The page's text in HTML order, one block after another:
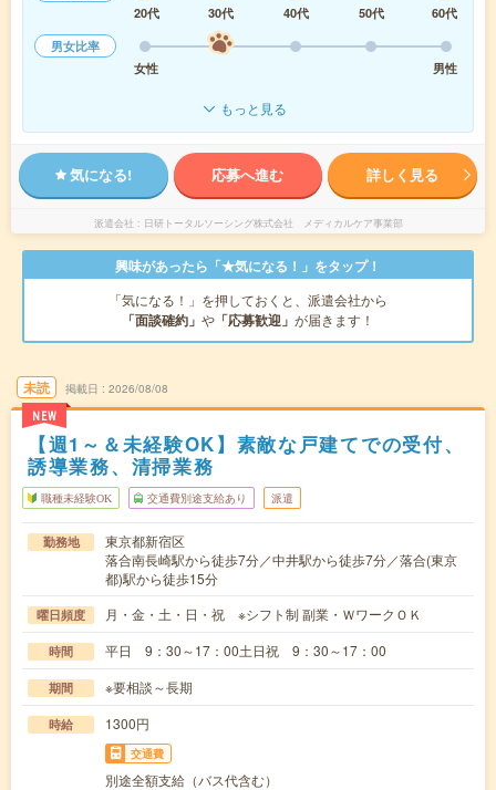
20代
30代 40代 50代
60代
男女比率
女性
男性
もっと見る
気になる! 応募へ進む 詳しく見る
派遣会社 日研トータルソーシング株式会社 メディカルケア事業部
興味があったら「★気になる！」をタップ！
「気になる！」を押しておくと、派遣会社から
「面談確約」 や 「応募歓迎」 が届きます！
未読
NEW
掲載日 2026/08/08
【週1～＆未経験OK】素敵な戸建てでの受付、
誘導業務、清掃業務
職種未経験OK 交通費別途支給あり 派遣
勤務地
東京都新宿区
落合南長崎駅から徒歩7分／中井駅から徒歩7分／落合(東京
都)駅から徒歩15分
曜日頻度 月・金・土・日・祝 ※シフト制 副業・ＷワークＯＫ
時間 平日 9：30～17：00土日祝 9：30～17：00
期間 ※要相談～長期
時給 1300円
交通費
別途全額支給（バス代含む）